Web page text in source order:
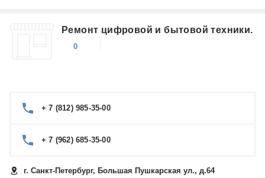
Ремонт цифровой и бытовой техники.
0
+ 7 (812) 985-35-00
+ 7 (962) 685-35-00
г. Санкт-Петербург, Большая Пушкарская ул., д.64